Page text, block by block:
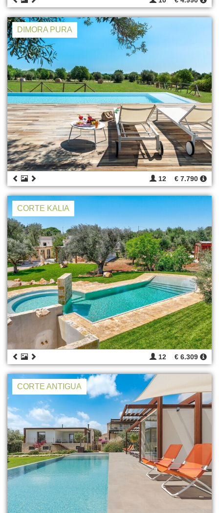
DIMORA PURA
12 € 7.790
CORTE KALIA
12 € 6.309
CORTE ANTIGUA